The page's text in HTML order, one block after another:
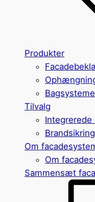
Produkter
Tilvalg
Integrerede
Brandsikring
Om
Om
Sammensæt